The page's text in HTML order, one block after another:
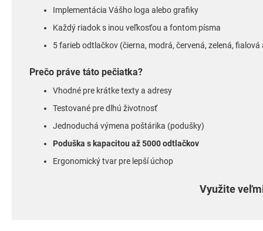
Implementácia Vášho loga alebo grafiky
Každý riadok s inou veľkosťou a fontom písma
5 farieb odtlačkov (čierna, modrá, červená, zelená,
Prečo práve táto pečiatka?
Vhodné pre krátke texty a adresy
Testované pre dlhú životnosť
Jednoduchá výmena poštárika (podušky)
Poduška s kapacitou až 5000 odtlačkov
Ergonomický tvar pre lepší úchop
Využite